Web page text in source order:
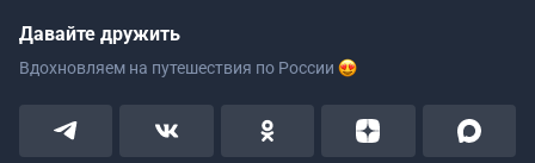
Давайте дружить
Вдохновляем на путешествия по России